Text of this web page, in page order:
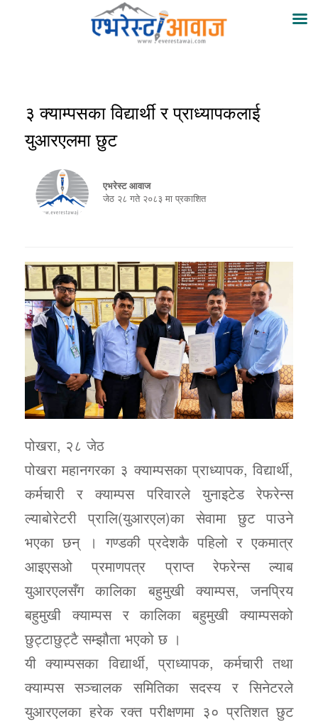
३ क्याम्पसका विद्यार्थी र प्राध्यापकलाई
युआरएलमा छुट
एभरेस्ट आवाज
जेठ २८ गते २०८३ मा प्रकाशित
पोखरा, २८ जेठ
पोखरा महानगरका ३ क्याम्पसका प्राध्यापक, विद्यार्थी,
कर्मचारी र क्याम्पस परिवारले युनाइटेड रेफरेन्स
ल्याबोरेटरी प्रालि(युआरएल)का सेवामा छुट पाउने
भएका छन् । गण्डकी प्रदेशकै पहिलो र एकमात्र
आइएसओ प्रमाणपत्र प्राप्त रेफरेन्स ल्याब
युआरएलसँग कालिका बहुमुखी क्याम्पस, जनप्रिय
बहुमुखी क्याम्पस र कालिका बहुमुखी क्याम्पसको
छुट्टाछुट्टै सम्झौता भएको छ ।
यी क्याम्पसका विद्यार्थी, प्राध्यापक, कर्मचारी तथा
क्याम्पस सञ्चालक समितिका सदस्य र सिनेटरले
युआरएलका हरेक रक्त परीक्षणमा ३० प्रतिशत छुट